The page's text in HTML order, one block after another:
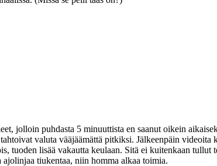
jolloin puhdasta 5 minuuttista en saanut oikein
valuta vääjäämättä pitkiksi. Jälkeenpäin
lisää vakautta keulaan. Sitä ei kuitenkaan tullut
tiukentaa, niin homma alkaa toimia.